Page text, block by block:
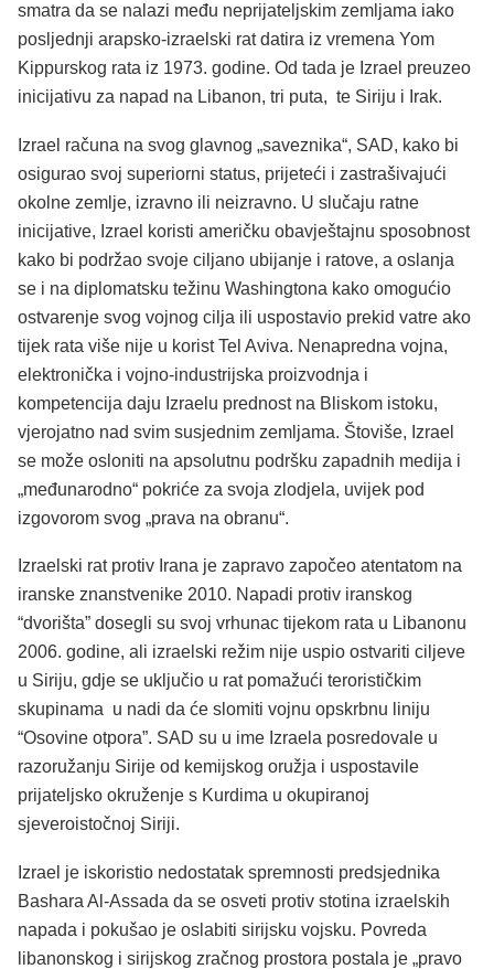
smatra da se nalazi među neprijateljskim zemljama iako
posljednji arapsko-izraelski rat datira iz vremena Yom
Kippurskog rata iz 1973. godine. Od tada je Izrael preuzeo
inicijativu za napad na Libanon, tri puta, te Siriju i Irak.
Izrael računa na svog glavnog „saveznika“, SAD, kako bi
osigurao svoj superiorni status, prijeteći i zastrašivajući
okolne zemlje, izravno ili neizravno. U slučaju ratne
inicijative, Izrael koristi američku obavještajnu sposobnost
kako bi podržao svoje ciljano ubijanje i ratove, a oslanja
se i na diplomatsku težinu Washingtona kako omogućio
ostvarenje svog vojnog cilja ili uspostavio prekid vatre ako
tijek rata više nije u korist Tel Aviva. Nenapredna vojna,
elektronička i vojno-industrijska proizvodnja i
kompetencija daju Izraelu prednost na Bliskom istoku,
vjerojatno nad svim susjednim zemljama. Štoviše, Izrael
se može osloniti na apsolutnu podršku zapadnih medija i
„međunarodno“ pokriće za svoja zlodjela, uvijek pod
izgovorom svog „prava na obranu“.
Izraelski rat protiv Irana je zapravo započeo atentatom na
iranske znanstvenike 2010. Napadi protiv iranskog
“dvorišta” dosegli su svoj vrhunac tijekom rata u Libanonu
2006. godine, ali izraelski režim nije uspio ostvariti ciljeve
u Siriju, gdje se uključio u rat pomažući terorističkim
skupinama u nadi da će slomiti vojnu opskrbnu liniju
“Osovine otpora”. SAD su u ime Izraela posredovale u
razoružanju Sirije od kemijskog oružja i uspostavile
prijateljsko okruženje s Kurdima u okupiranoj
sjeveroistočnoj Siriji.
Izrael je iskoristio nedostatak spremnosti predsjednika
Bashara Al-Assada da se osveti protiv stotina izraelskih
napada i pokušao je oslabiti sirijsku vojsku. Povreda
libanonskog i sirijskog zračnog prostora postala je „pravo